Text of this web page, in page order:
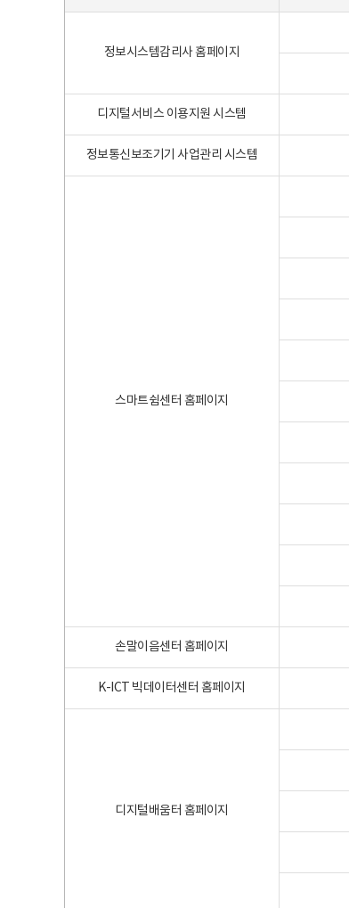
정보시스템감리사 홈페이지
디지털서비스 이용지원 시스템
정보통신보조기기 사업관리 시스템
스마트쉼센터 홈페이지
손말이음센터 홈페이지
K-ICT 빅데이터센터 홈페이지
디지털배움터 홈페이지